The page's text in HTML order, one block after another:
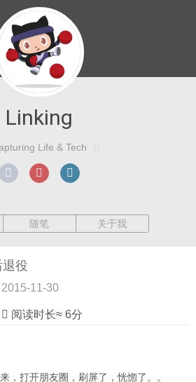
Linking
Life & Tech
随笔 关于我
役
2015-11-30
阅读时长≈ 6分
，打开朋友圈，刷屏了，恍惚了。。